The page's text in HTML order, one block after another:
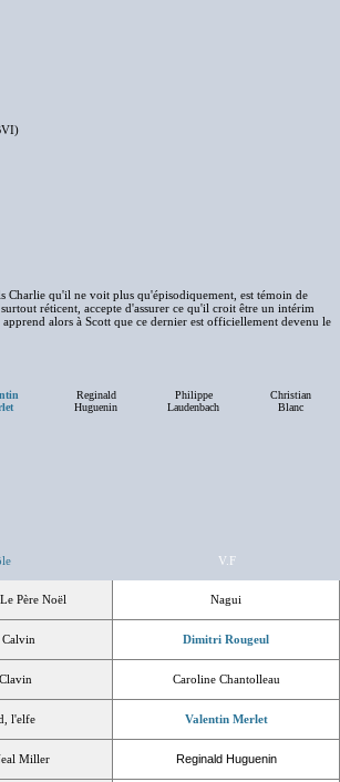
Charlie qu'il ne voit plus qu'épisodiquement, est témoin de
réticent, accepte d'assurer ce qu'il croit être un intérim
alors à Scott que ce dernier est officiellement devenu le
Reginald
Huguenin
Philippe
Laudenbach
Christian
Blanc
V.F
Père Noël Nagui
Dimitri Rougeul
Caroline Chantolleau
l'elfe Valentin Merlet
Miller Reginald Huguenin